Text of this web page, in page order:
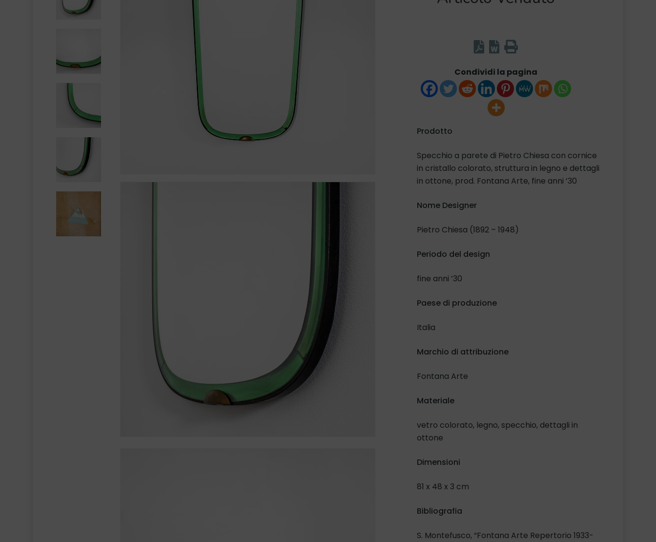
Condividi la pagina
Prodotto
Specchio a parete di Pietro Chiesa con cornice
in cristallo colorato, struttura in legno e dettagli
in ottone, prod. Fontana Arte, fine anni ’30
Nome Designer
Pietro Chiesa (1892 – 1948)
Periodo del design
fine anni ’30
Paese di produzione
Italia
Marchio di attribuzione
Fontana Arte
Materiale
vetro colorato, legno, specchio, dettagli in
ottone
Dimensioni
81 x 48 x 3 cm
Bibliografia
S. Montefusco, “Fontana Arte Repertorio 1933-